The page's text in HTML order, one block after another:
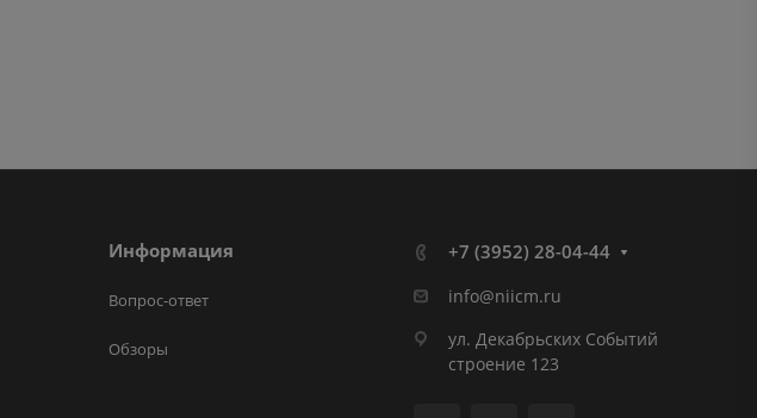
Информация
Вопрос-ответ
Обзоры
+7 (3952) 28-04-44
info@niicm.ru
ул. Декабрьских Событий
строение 123